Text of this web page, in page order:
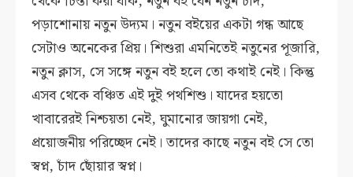
পড়াশোনায় নতুন উদ্যম। নতুন বইয়ের একটা গন্ধ আছে
সেটাও অনেকের প্রিয়। শিশুরা এমনিতেই নতুনের পূজারি,
নতুন ক্লাস, সে সঙ্গে নতুন বই হলে তো কথাই নেই। কিন্তু
এসব থেকে বঞ্চিত এই দুই পথশিশু। যাদের হয়তো
খাবারেরই নিশ্চয়তা নেই, ঘুমানোর জায়গা নেই,
প্রয়োজনীয় পরিচ্ছেদ নেই। তাদের কাছে নতুন বই সে তো
স্বপ্ন, চাঁদ ছোঁয়ার স্বপ্ন।